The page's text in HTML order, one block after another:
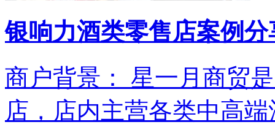
银响力酒类零售店案例
商户背景： 星一月商贸
店，店内主营各类中高